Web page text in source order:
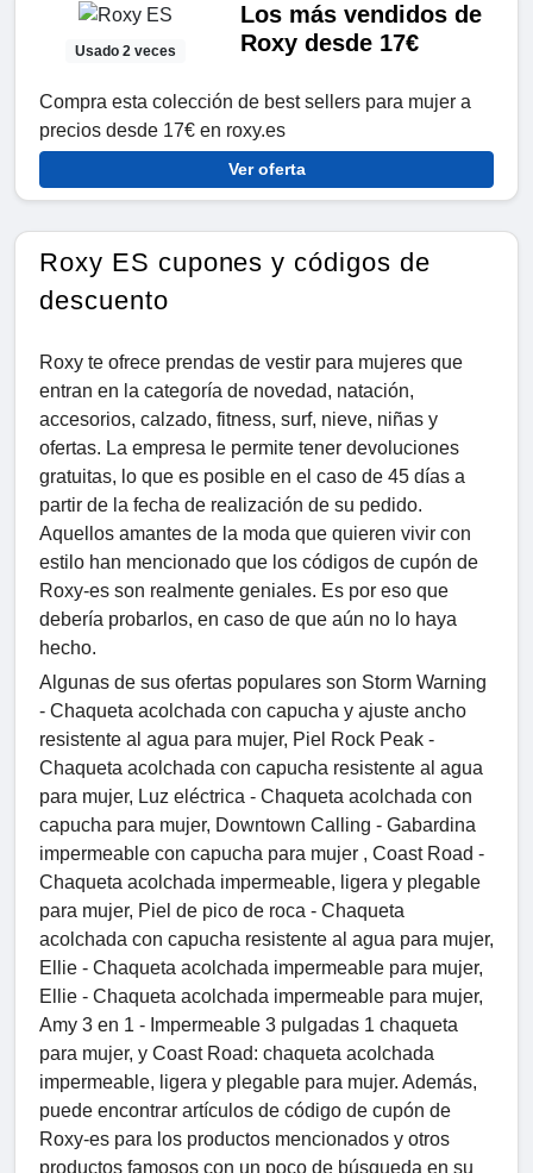
Usado 2 veces
Los más vendidos de
Roxy desde 17€
Compra esta colección de best sellers para mujer a
precios desde 17€ en roxy.es
Ver oferta
Roxy ES cupones y códigos de
descuento
Roxy te ofrece prendas de vestir para mujeres que
entran en la categoría de novedad, natación,
accesorios, calzado, fitness, surf, nieve, niñas y
ofertas. La empresa le permite tener devoluciones
gratuitas, lo que es posible en el caso de 45 días a
partir de la fecha de realización de su pedido.
Aquellos amantes de la moda que quieren vivir con
estilo han mencionado que los códigos de cupón de
Roxy-es son realmente geniales. Es por eso que
debería probarlos, en caso de que aún no lo haya
hecho.
Algunas de sus ofertas populares son Storm Warning
- Chaqueta acolchada con capucha y ajuste ancho
resistente al agua para mujer, Piel Rock Peak -
Chaqueta acolchada con capucha resistente al agua
para mujer, Luz eléctrica - Chaqueta acolchada con
capucha para mujer, Downtown Calling - Gabardina
impermeable con capucha para mujer , Coast Road -
Chaqueta acolchada impermeable, ligera y plegable
para mujer, Piel de pico de roca - Chaqueta
acolchada con capucha resistente al agua para mujer,
Ellie - Chaqueta acolchada impermeable para mujer,
Ellie - Chaqueta acolchada impermeable para mujer,
Amy 3 en 1 - Impermeable 3 pulgadas 1 chaqueta
para mujer, y Coast Road: chaqueta acolchada
impermeable, ligera y plegable para mujer. Además,
puede encontrar artículos de código de cupón de
Roxy-es para los productos mencionados y otros
productos famosos con un poco de búsqueda en su